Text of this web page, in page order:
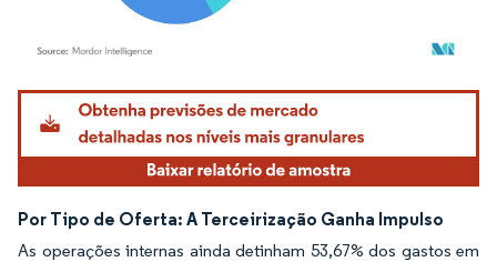
Imagem © Mordor Intelligence. O reuso requer atribuição conforme CC BY 4.0.
Por Tipo de Oferta: A Terceirização Ganha Impulso
As operações internas ainda detinham 53,67% dos gastos em